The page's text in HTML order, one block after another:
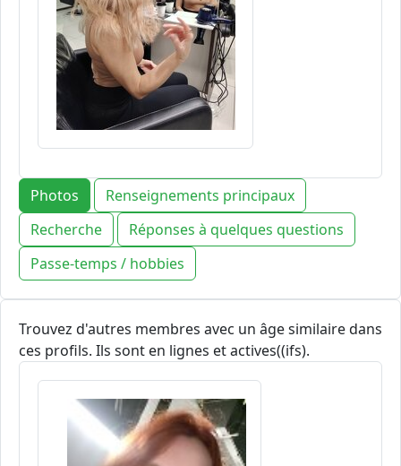
Photos
Renseignements principaux
Recherche
Réponses à quelques questions
Passe-temps / hobbies
Trouvez d'autres membres avec un âge similaire dans
ces profils. Ils sont en lignes et actives((ifs).